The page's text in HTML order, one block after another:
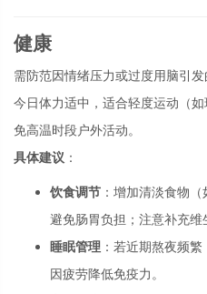
健康
需防范因情绪压力或过度用脑引
今日体力适中，适合轻度运动（
免高温时段户外活动。
具体建议 ：
饮食调节 ：增加清淡食物
避免肠胃负担；注意补充维
睡眠管理 ：若近期熬夜频
因疲劳降低免疫力。